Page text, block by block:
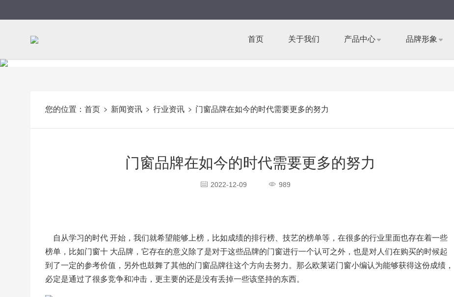
首页 关于我们 产品中心 品牌形象
您的位置： 首页 新闻资讯 行业资讯 门窗品牌在如今的时代需要更多的努力
门窗品牌在如今的时代需要更多的努力
2022-12-09 989
自从学习的时代 开始，我们就希望能够上榜，比如成绩的排行榜、技艺的榜单等，在很多的行业里面也存在着一些
榜单，比如门窗十 大品牌，它存在的意义除了是对于这些品牌的门窗进行一个认可之外，也是对人们在购买的时候起
到了一定的参考价值，另外也鼓舞了其他的门窗品牌往这个方向去努力。那么欧莱诺门窗小编认为能够获得这份成绩，
必定是通过了很多竞争和冲击，更主要的还是没有丢掉一些该坚持的东西。